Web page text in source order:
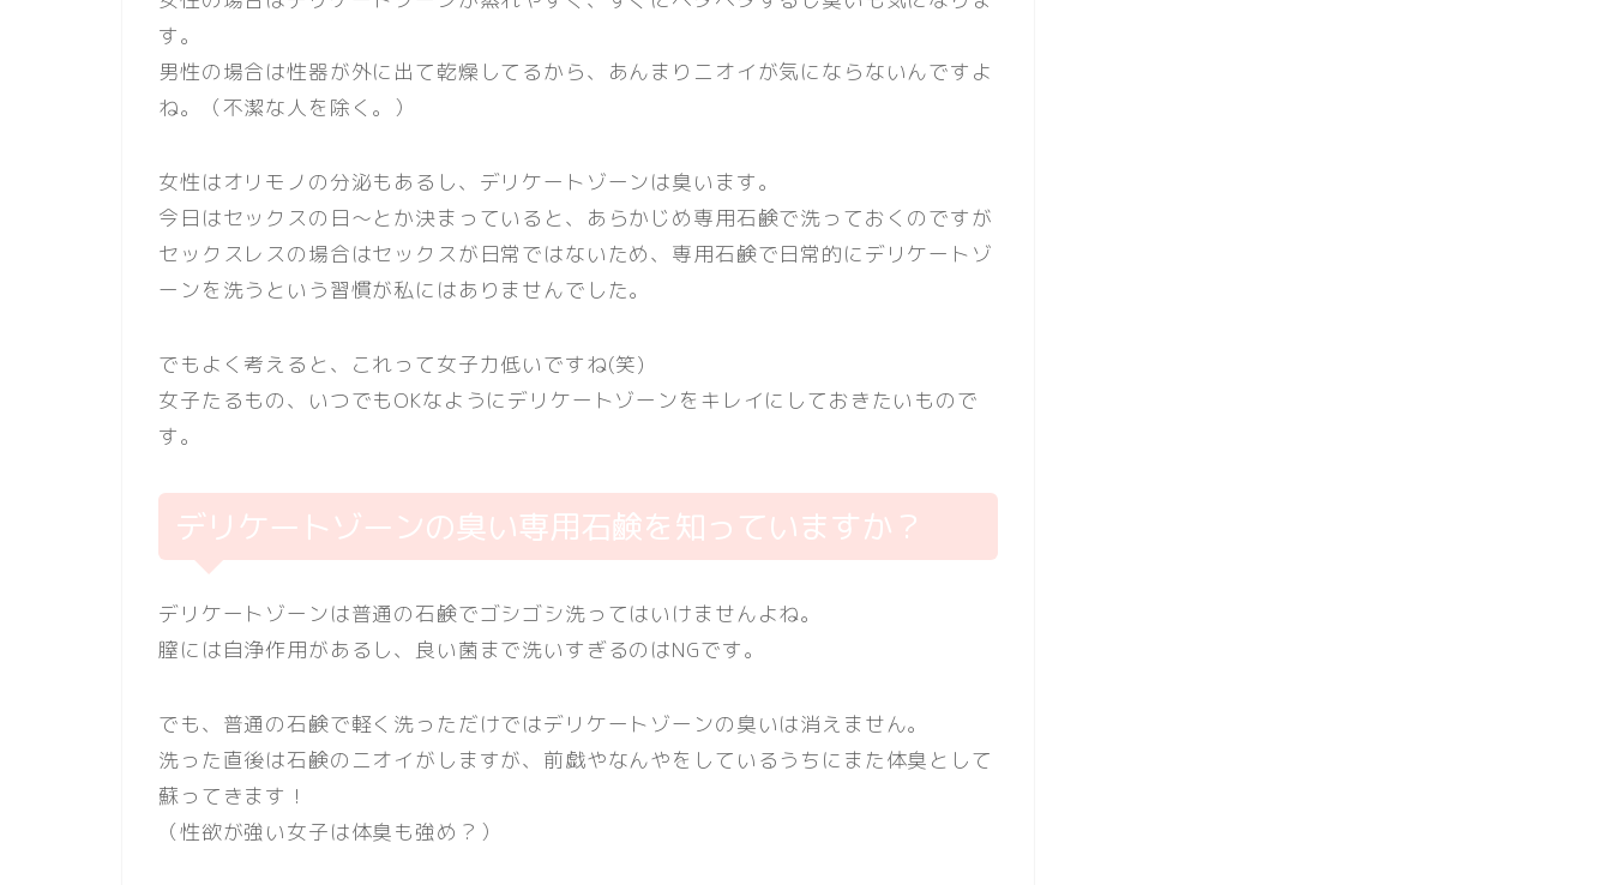
す。
男性の場合は性器が外に出て乾燥してるから、あんまりニオイが気にならないんですよ
ね。（不潔な人を除く。）
女性はオリモノの分泌もあるし、デリケートゾーンは臭います。
今日はセックスの日～とか決まっていると、あらかじめ専用石鹸で洗っておくのですが
セックスレスの場合はセックスが日常ではないため、専用石鹸で日常的にデリケートゾ
ーンを洗うという習慣が私にはありませんでした。
でもよく考えると、これって女子力低いですね(笑)
女子たるもの、いつでもOKなようにデリケートゾーンをキレイにしておきたいもので
す。
デリケートゾーンの臭い専用石鹸を知っていますか？
デリケートゾーンは普通の石鹸でゴシゴシ洗ってはいけませんよね。
膣には自浄作用があるし、良い菌まで洗いすぎるのはNGです。
でも、普通の石鹸で軽く洗っただけではデリケートゾーンの臭いは消えません。
洗った直後は石鹸のニオイがしますが、前戯やなんやをしているうちにまた体臭として
蘇ってきます！
（性欲が強い女子は体臭も強め？）